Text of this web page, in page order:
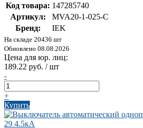
Код товара: 147285740
Артикул:
MVA20-1-025-C
Бренд:
IEK
На складе 20436 шт
Обновлено 08.08.2026
Цена для юр. лиц:
189.22 руб. / шт
-
+
Купить